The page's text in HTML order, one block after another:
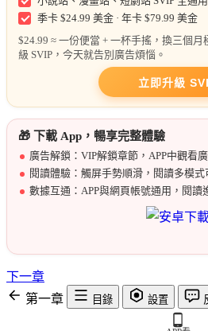
季卡 $24.99 美金 · 年卡 $79.99 美金
$24.99 ≈ 一份便當 + 一杯手搖，換三個
級 SVIP，今天就告別廣告煩惱。
立即升級
🎁 下載 App，暢享完整體驗
廣告解鎖：VIP解鎖章節，APP中觀看
閱讀體驗：觸屏手勢順滑，閱讀多模
數據互通：APP與網頁帳號通用，閱讀
下一章
第一章
目錄 設置